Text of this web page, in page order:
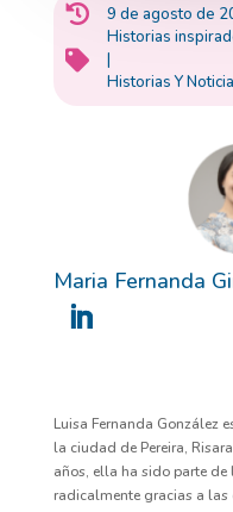
 9 de agosto de

Historias
|
Historias Y
Maria Fernanda
Luisa Fernanda González
la ciudad de Pereira,
años, ella ha sido parte
radicalmente gracias a las